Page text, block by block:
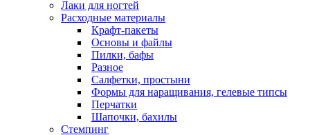
Лаки для ногтей
Расходные материалы
Крафт-пакеты
Основы и файлы
Пилки, бафы
Разное
Салфетки, простыни
Формы для наращивания, гелевые типсы
Перчатки
Шапочки, бахилы
Стемпинг